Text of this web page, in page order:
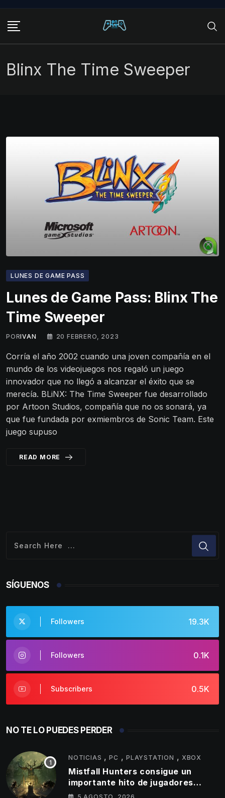
content
Blinx The Time Sweeper
LUNES DE GAME PASS
Lunes de Game Pass: Blinx The
Time Sweeper
PORIVAN 20 FEBRERO, 2023
Corría el año 2002 cuando una joven compañía en el
mundo de los videojuegos nos regaló un juego
innovador que no llegó a alcanzar el éxito que se
merecía. BLiNX: The Time Sweeper fue desarrollado
por Artoon Studios, compañía que no os sonará, ya
que fue fundada por exmiembros de Sonic Team. Este
juego supuso
READ MORE
SÍGUENOS
19.3K
Followers
0.1K
Followers
0.5K
Subscribers
NO TE LO PUEDES PERDER
NOTICIAS ,PC ,PLAYSTATION , XBOX
Mistfall Hunters consigue un
importante hito de jugadores
simultáneos